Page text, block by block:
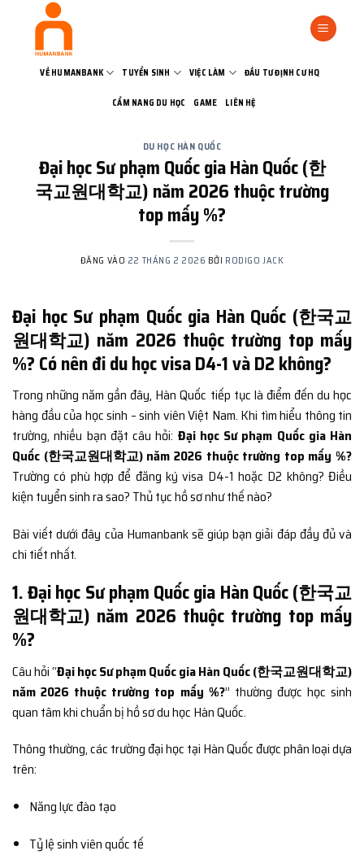
VỀ HUMANBANK TUYỂN SINH VIỆC LÀM ĐẦU TƯ ĐỊNH CƯ HQ
CẨM NANG DU HỌC GAME LIÊN HỆ
DU HỌC HÀN QUỐC
Đại học Sư phạm Quốc gia Hàn Quốc (한
국교원대학교) năm 2026 thuộc trường
top mấy %?
ĐĂNG VÀO 22 THÁNG 2 2026 BỞI RODIGO JACK
Đại học Sư phạm Quốc gia Hàn Quốc (한국교
원대학교) năm 2026 thuộc trường top mấy
%? Có nên đi du học visa D4-1 và D2 không?
Trong những năm gần đây, Hàn Quốc tiếp tục là điểm đến du học
hàng đầu của học sinh – sinh viên Việt Nam. Khi tìm hiểu thông tin
trường, nhiều bạn đặt câu hỏi: Đại học Sư phạm Quốc gia Hàn
Quốc (한국교원대학교) năm 2026 thuộc trường top mấy %?
Trường có phù hợp để đăng ký visa D4-1 hoặc D2 không? Điều
kiện tuyển sinh ra sao? Thủ tục hồ sơ như thế nào?
Bài viết dưới đây của Humanbank sẽ giúp bạn giải đáp đầy đủ và
chi tiết nhất.
1. Đại học Sư phạm Quốc gia Hàn Quốc (한국교
원대학교) năm 2026 thuộc trường top mấy
%?
Câu hỏi “Đại học Sư phạm Quốc gia Hàn Quốc (한국교원대학교)
năm 2026 thuộc trường top mấy %?” thường được học sinh
quan tâm khi chuẩn bị hồ sơ du học Hàn Quốc.
Thông thường, các trường đại học tại Hàn Quốc được phân loại dựa
trên:
Năng lực đào tạo
Tỷ lệ sinh viên quốc tế